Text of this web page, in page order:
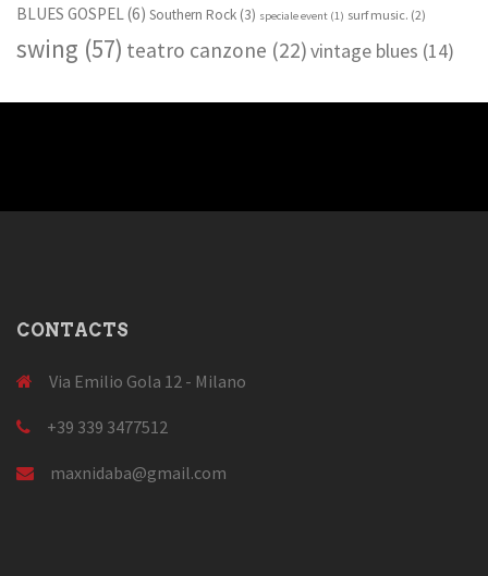
BLUES GOSPEL(6) Southern Rock (3) speciale event (1) surf music. (2)
swing (57) teatro canzone (22)vintage blues (14)
CONTACTS
Via Emilio Gola 12 - Milano
+39 339 3477512
maxnidaba@gmail.com